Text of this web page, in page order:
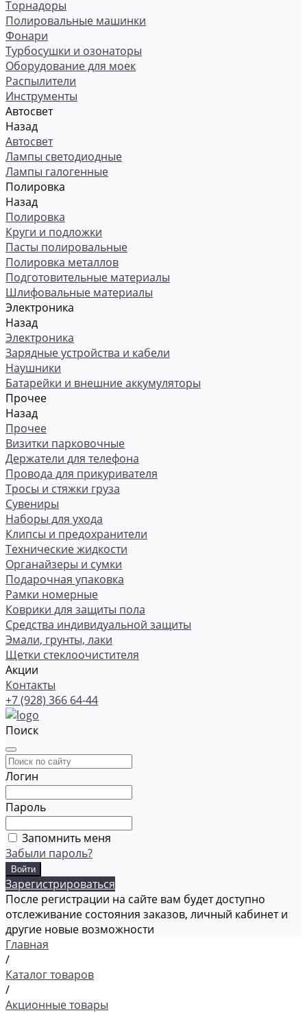
Торнадоры
Полировальные машинки
Фонари
Турбосушки и озонаторы
Оборудование для моек
Распылители
Инструменты
Автосвет
Назад
Автосвет
Лампы светодиодные
Лампы галогенные
Полировка
Назад
Полировка
Круги и подложки
Пасты полировальные
Полировка металлов
Подготовительные материалы
Шлифовальные материалы
Электроника
Назад
Электроника
Зарядные устройства и кабели
Наушники
Батарейки и внешние аккумуляторы
Прочее
Назад
Прочее
Визитки парковочные
Держатели для телефона
Провода для прикуривателя
Тросы и стяжки груза
Сувениры
Наборы для ухода
Клипсы и предохранители
Технические жидкости
Органайзеры и сумки
Подарочная упаковка
Рамки номерные
Коврики для защиты пола
Средства индивидуальной защиты
Эмали, грунты, лаки
Щетки стеклоочистителя
Акции
Контакты
+7 (928) 366 64-44
Поиск
Логин
Пароль
Запомнить меня
Забыли пароль?
Зарегистрироваться
После регистрации на сайте вам будет доступно
отслеживание состояния заказов, личный кабинет и
другие новые возможности
Главная
/
Каталог товаров
/
Акционные товары